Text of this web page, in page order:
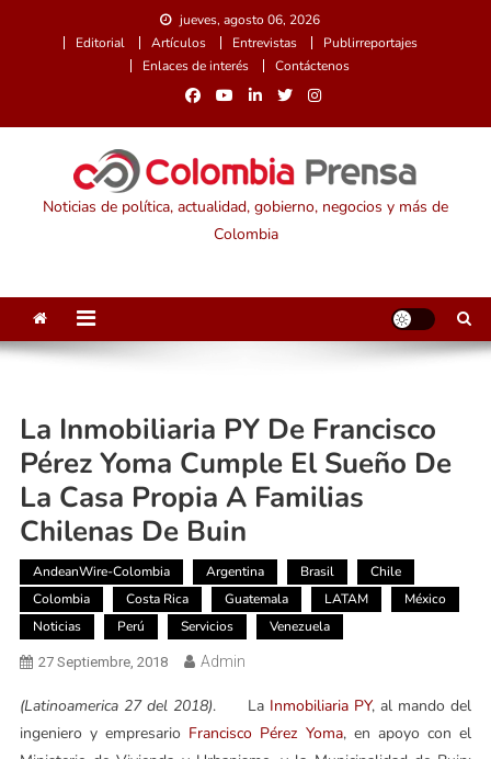
jueves, agosto 06, 2026
Editorial
Artículos Entrevistas
Publirreportajes
Enlaces de interés
Contáctenos
Noticias de política, actualidad, gobierno, negocios y más de
Colombia
La Inmobiliaria PY De Francisco
Pérez Yoma Cumple El Sueño De
La Casa Propia A Familias
Chilenas De Buin
AndeanWire-Colombia Argentina Brasil
Chile
Colombia
Costa Rica Guatemala LATAM
México
Noticias
Perú Servicios Venezuela
27 Septiembre, 2018 Admin
(Latinoamerica 27 del 2018). La Inmobiliaria PY, al mando del
ingeniero y empresario Francisco Pérez Yoma, en apoyo con el